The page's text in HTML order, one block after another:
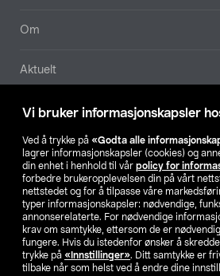
Vi bruker informasjonskapsler
Ved å trykke på «Godta alle
lagrer informasjonskapsler (cookies) og
din enhet i henhold til vår policy for
forbedre brukeropplevelsen din på vårt
nettstedet og for å tilpasse våre
typer informasjonskapsler: nødvendige,
annonserelaterte. For nødvendige
krav om samtykke, ettersom de er
fungere. Hvis du istedenfor ønsker å
trykke på «Innstillinger». Ditt samtykke er
tilbake når som helst ved å endre dine
Om
Aktuelt
Våre selskaper
Finn din
SE NO FI